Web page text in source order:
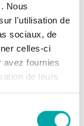
Nous
l'utilisation de
sociaux, de
celles-ci
avez fournies
de leurs
pour mieux
Les modèles
d’un quart d’ici
que la saison
des zones…